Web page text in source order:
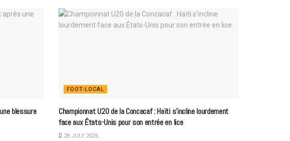
blessure
FOOT-LOCAL
Championnat U20 de la Concacaf : Haïti s’incline lourdement
face aux États-Unis pour son entrée en lice
28 JULY 2026